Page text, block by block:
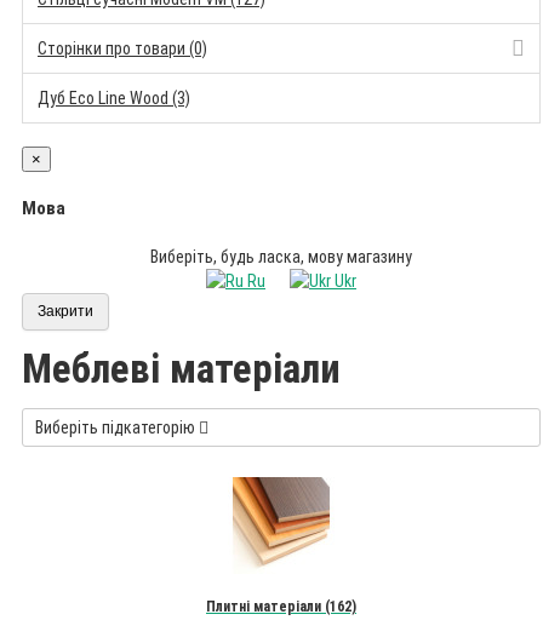
Сторінки про товари (0)
Дуб Eco Line Wood (3)
×
Мова
Виберіть, будь ласка, мову магазину
Ru
Ukr
Закрити
Меблеві матеріали
Виберіть підкатегорію
Плитні матеріали (162)